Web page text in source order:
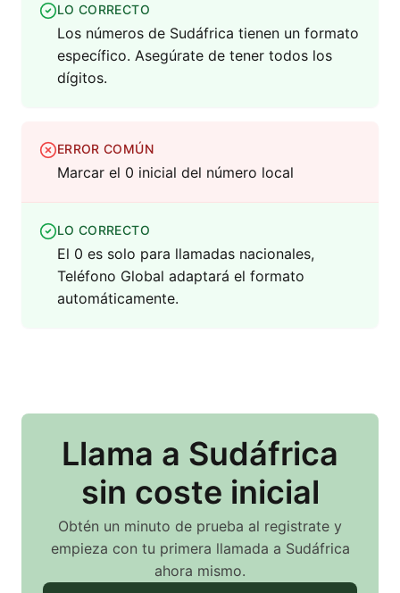
LO CORRECTO
Los números de Sudáfrica tienen un formato
específico. Asegúrate de tener todos los
dígitos.
ERROR COMÚN
Marcar el 0 inicial del número local
LO CORRECTO
El 0 es solo para llamadas nacionales,
Teléfono Global adaptará el formato
automáticamente.
Llama a Sudáfrica
sin coste inicial
Obtén un minuto de prueba al registrate y
empieza con tu primera llamada a Sudáfrica
ahora mismo.